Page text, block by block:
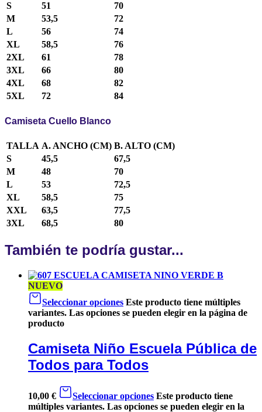
S
51
70
M
53,5
72
L
56
74
XL
58,5
76
2XL
61
78
3XL
66
80
4XL
68
82
5XL
72 84
Camiseta Cuello Blanco
TALLA A. ANCHO (CM) B. ALTO (CM)
S
45,5
67,5
M
48
70
L
53
72,5
XL
58,5
75
XXL
63,5
77,5
3XL
68,5 80
También te podría gustar...
NUEVO
Seleccionar opciones Este producto tiene múltiples
variantes. Las opciones se pueden elegir en la página de
producto
Camiseta Niño Escuela Pública de
Todos para Todos
10,00 € Seleccionar opciones Este producto tiene
múltiples variantes. Las opciones se pueden elegir en la